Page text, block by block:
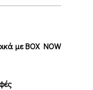
με BOX NOW